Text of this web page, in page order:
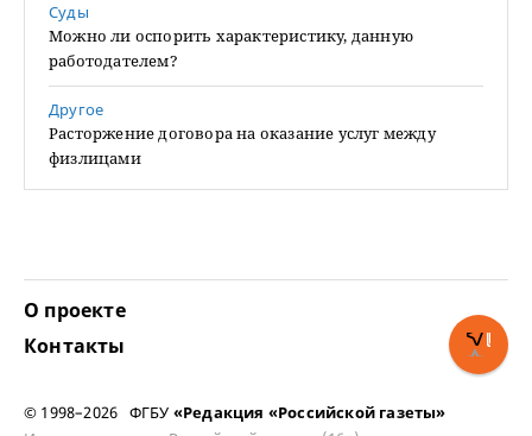
Суды
Можно ли оспорить характеристику, данную
работодателем?
Другое
Расторжение договора на оказание услуг между
физлицами
О проекте
Контакты
© 1998–2026 ФГБУ «Редакция «Российской газеты»